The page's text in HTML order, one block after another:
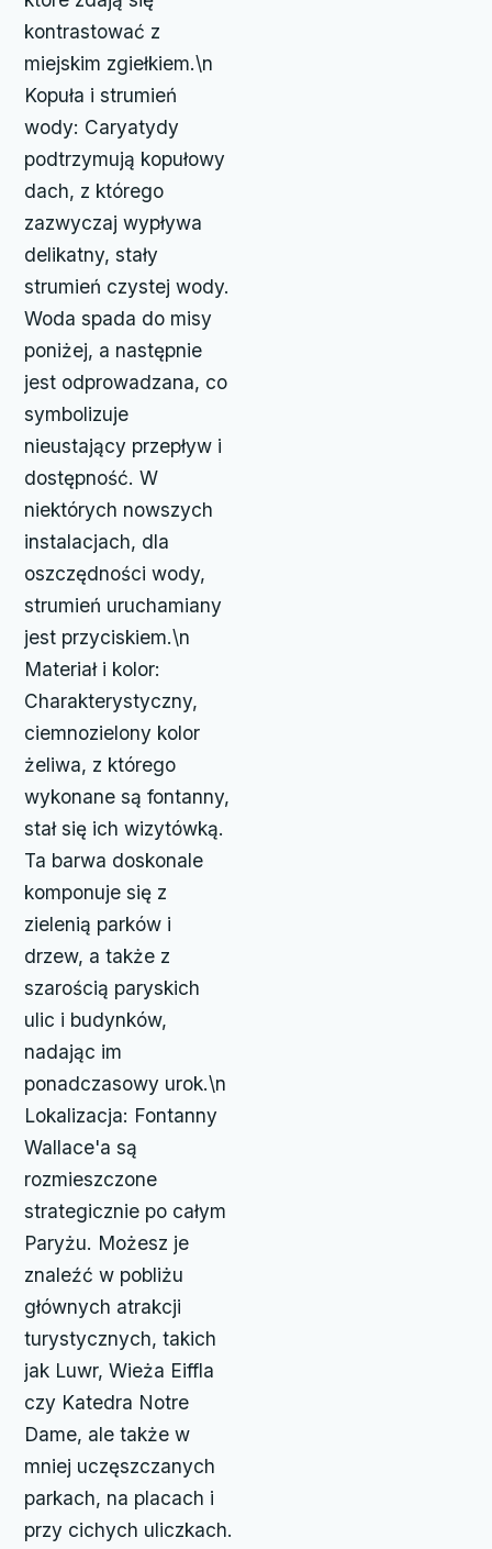
kontrastować z
miejskim zgiełkiem.\n
Kopuła i strumień
wody: Caryatydy
podtrzymują kopułowy
dach, z którego
zazwyczaj wypływa
delikatny, stały
strumień czystej wody.
Woda spada do misy
poniżej, a następnie
jest odprowadzana, co
symbolizuje
nieustający przepływ i
dostępność. W
niektórych nowszych
instalacjach, dla
oszczędności wody,
strumień uruchamiany
jest przyciskiem.\n
Materiał i kolor:
Charakterystyczny,
ciemnozielony kolor
żeliwa, z którego
wykonane są fontanny,
stał się ich wizytówką.
Ta barwa doskonale
komponuje się z
zielenią parków i
drzew, a także z
szarością paryskich
ulic i budynków,
nadając im
ponadczasowy urok.\n
Lokalizacja: Fontanny
Wallace'a są
rozmieszczone
strategicznie po całym
Paryżu. Możesz je
znaleźć w pobliżu
głównych atrakcji
turystycznych, takich
jak Luwr, Wieża Eiffla
czy Katedra Notre
Dame, ale także w
mniej uczęszczanych
parkach, na placach i
przy cichych uliczkach.